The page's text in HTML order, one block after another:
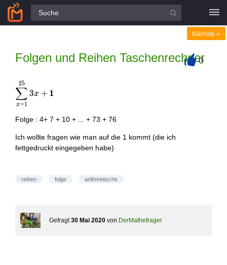
Alle Fragen
Folgen und Reihen Taschenrechner
Nächste »
0
\displaystyle\sum\limits_{x=1}^{25}
{3x+\mathbf{1}}
x=1
∑
25
3x + 1
Folge : 4+ 7 + 10 + ... + 73 + 76
Ich wollte fragen wie man auf die 1 kommt (die ich
fettgedruckt eingegeben habe)
reihen folge arithmetische
Gefragt 30 Mai 2020 von DerMathefrager